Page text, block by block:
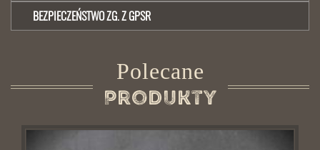
BEZPIECZEŃSTWO ZG. Z GPSR
Polecane
Produkty